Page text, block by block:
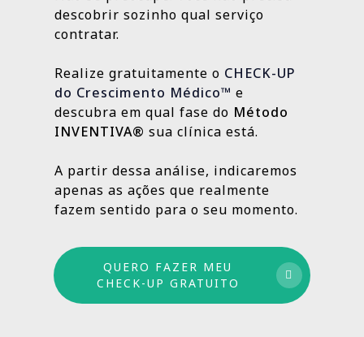
Fazer meu CHECK-UP Gratuito
resultados e aprimorando o que ainda
pode crescer.
Outras, como SEO Médico, Gestão do Blog e
construção de autoridade digital, são
resultados sólidos e duradouros ao longo
do tempo.
Por isso trabalhamos com um método
médio e longo prazo para garantir
crescimento sustentável.
descobrir sozinho qual serviço
contratar.
Realize gratuitamente o CHECK-UP
do Crescimento Médico™ e
descubra em qual fase do Método
INVENTIVA® sua clínica está.
A partir dessa análise, indicaremos
apenas as ações que realmente
fazem sentido para o seu momento.
QUERO FAZER MEU
CHECK-UP GRATUITO